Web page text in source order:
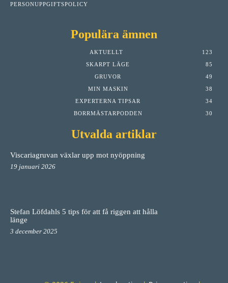
PERSONUPPGIFTSPOLICY
Populära ämnen
AKTUELLT
123
SKARPT LÄGE
85
GRUVOR
49
MIN MASKIN
38
EXPERTERNA TIPSAR
34
BORRMÄSTARPODDEN
30
Utvalda artiklar
Viscariagruvan växlar upp mot nyöppning
19 januari 2026
Stefan Löfdahls 5 tips för att få riggen att hålla
länge
3 december 2025